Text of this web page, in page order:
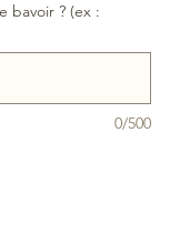
bavoir ? (ex :
0/500